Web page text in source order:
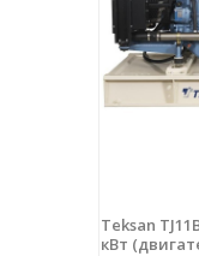
Teksan
кВт